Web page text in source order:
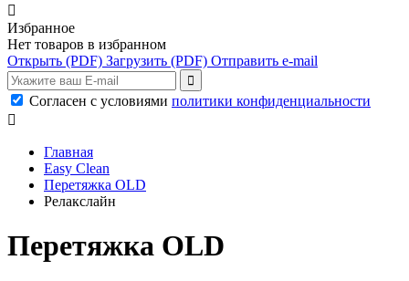

Избранное
Нет товаров в избранном
Открыть (PDF) Загрузить (PDF) Отправить e-mail
Согласен с условиями политики конфиденциальности

Главная
Easy Clean
Перетяжка OLD
Релакслайн
Перетяжка OLD